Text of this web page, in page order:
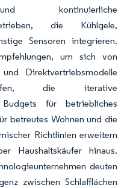
und kontinuierliche
die Kühlgele,
Sensoren integrieren.
um sich von
Direktvertriebsmodelle
die iterative
Budgets für betriebliches
betreutes Wohnen und die
Richtlinien erweitern
Haushaltskäufer hinaus.
deuten
zwischen Schlafflächen